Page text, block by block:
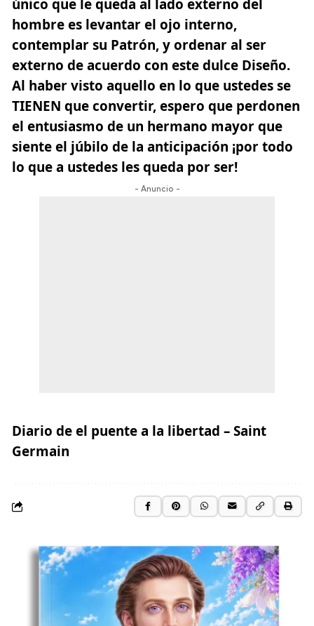
único que le queda al lado externo del
hombre es levantar el ojo interno,
contemplar su Patrón, y ordenar al ser
externo de acuerdo con este dulce Diseño.
Al haber visto aquello en lo que ustedes se
TIENEN que convertir, espero que perdonen
el entusiasmo de un hermano mayor que
siente el júbilo de la anticipación ¡por todo
lo que a ustedes les queda por ser!
- Anuncio -
Diario de el puente a la libertad – Saint
Germain